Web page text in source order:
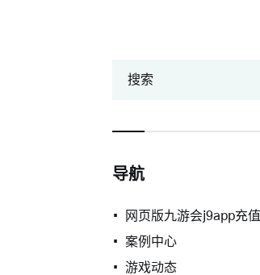
搜索
导航
网页版九游会j9app充值
案例中心
游戏动态